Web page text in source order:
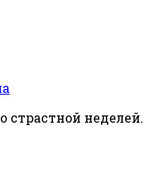
страстной неделей.